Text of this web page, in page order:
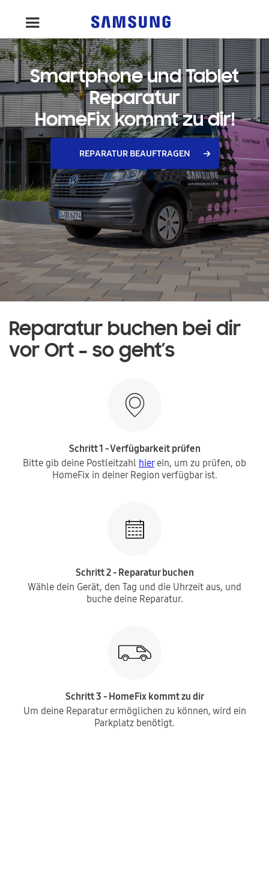
Smartphone und Tablet
Reparatur
HomeFix kommt zu dir!
REPARATUR BEAUFTRAGEN
Reparatur buchen bei dir
vor Ort – so geht’s
Schritt 1 - Verfügbarkeit prüfen
Bitte gib deine Postleitzahl hierein, um zu prüfen, ob
HomeFix in deiner Region verfügbar ist.
Schritt 2 - Reparatur buchen
Wähle dein Gerät, den Tag und die Uhrzeit aus, und
buche deine Reparatur.
Schritt 3 - HomeFix kommt zu dir
Um deine Reparatur ermöglichen zu können, wird ein
Parkplatz benötigt.